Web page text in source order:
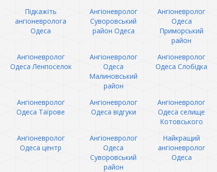
Підкажіть
ангіоневролога
Одеса
Ангіоневролог
Суворовський
район Одеса
Ангіоневролог
Одеса
Приморський
район
Ангіоневролог
Одеса Ленпоселок
Ангіоневролог
Одеса
Малиновський
район
Ангіоневролог
Одеса Слобідка
Ангіоневролог
Одеса Таїрове
Ангіоневролог
Одеса відгуки
Ангіоневролог
Одеса селище
Котовського
Ангіоневролог
Одеса центр
Ангіоневролог
Одеса
Суворовський
район
Найкращий
ангіоневролог
Одеса